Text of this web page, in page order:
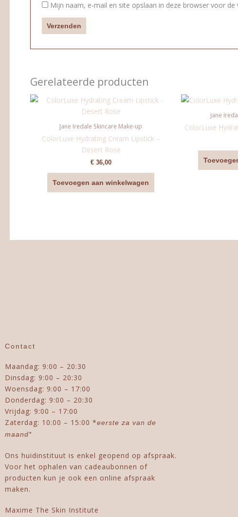
Mijn naam, e-mail en site opslaan in deze browser voor
Gerelateerde producten
Jane Iredale Skincare Make-up
ColorLuxe Hydrating Cream Lipstick –
Desert Rose
€36,00
Toevoegen aan winkelwagen
Jane
ColorLuxe
Contact
Maandag: 9:00 – 20:30
Dinsdag: 9:00 – 20:30
Woensdag: 9:00 – 17:00
Donderdag: 9:00 – 20:30
Vrijdag: 9:00 – 17:00
Zaterdag: 10:00 – 15:00 *eerste za van de
maand*
Ons huidinstituut is enkel geopend op afspraak.
Voor het ophalen van cadeaubonnen of
producten kun je ook een online afspraak
maken.
Maxime The Skin Institute